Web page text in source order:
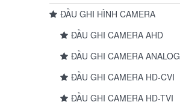
ĐẦU GHI HÌNH CAMERA
ĐẦU GHI CAMERA AHD
ĐẦU GHI CAMERA ANALOG
ĐẦU GHI CAMERA HD-CVI
ĐẦU GHI CAMERA HD-TVI